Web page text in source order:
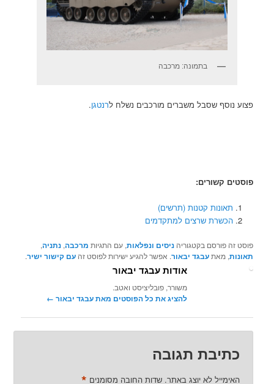
בתמונה: מרכבה
פצוע נוסף שסבל משברים מורכבים נשלח לרנטגן.
פוסטים קשורים:
תאונות קטנות (תרשים)
הכשרת שרצים למתקדמים
פוסט זה פורסם בקטגוריהניסים ונפלאות, עם התגיות מרכבה,נתניה,
תאונות, מאתעבגד יבאור. אפשר להגיע ישירות לפוסט זהעם קישור ישיר.
אודות עבגד יבאור
משורר, פובליציסט ואטב.
להציג את כל הפוסטים מאת עבגד יבאור‏ ←
כתיבת תגובה
האימייל לא יוצג באתר. שדות החובה מסומנים